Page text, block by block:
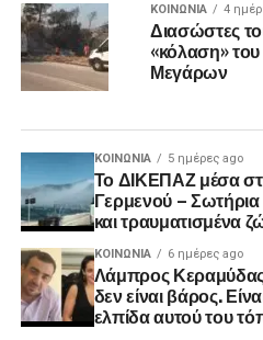
ΚΟΙΝΩΝΊΑ 4
Διασώστες
«κόλαση»
Μεγάρων
ΚΟΙΝΩΝΊΑ 5 ημέρες ago
Το ΔΙΚΕΠΑΖ μέσα
Γερμενού –
και τραυματισμένα
ΚΟΙΝΩΝΊΑ 6 ημέρες ago
Λάμπρος
δεν είναι βάρος.
ελπίδα αυτού του